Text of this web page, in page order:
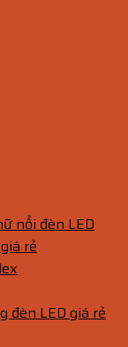
nổi đèn LED
rẻ
đèn LED giá rẻ